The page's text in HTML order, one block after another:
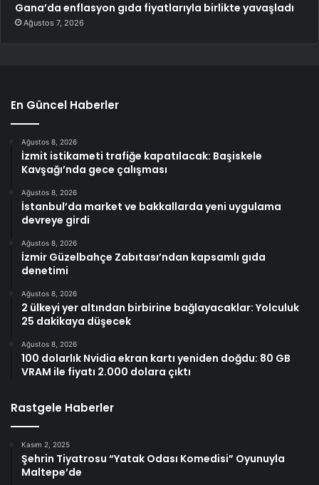
Gana’da enflasyon gıda fiyatlarıyla birlikte yavaşladı
Ağustos 7, 2026
En Güncel Haberler
Ağustos 8, 2026
İzmit istikameti trafiğe kapatılacak: Başiskele
Kavşağı’nda gece çalışması
Ağustos 8, 2026
İstanbul’da market ve bakkallarda yeni uygulama
devreye girdi
Ağustos 8, 2026
İzmir Güzelbahçe Zabıtası’ndan kapsamlı gıda
denetimi
Ağustos 8, 2026
2 ülkeyi yer altından birbirine bağlayacaklar: Yolculuk
25 dakikaya düşecek
Ağustos 8, 2026
100 dolarlık Nvidia ekran kartı yeniden doğdu: 80 GB
VRAM ile fiyatı 2.000 dolara çıktı
Rastgele Haberler
Kasım 2, 2025
Şehrin Tiyatrosu “Yatak Odası Komedisi” Oyunuyla
Maltepe’de